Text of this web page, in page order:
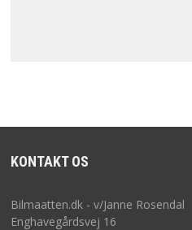
KONTAKT OS
Bilmaatten.dk - v/Janne Rosendal
Enghavegårdsvej 16